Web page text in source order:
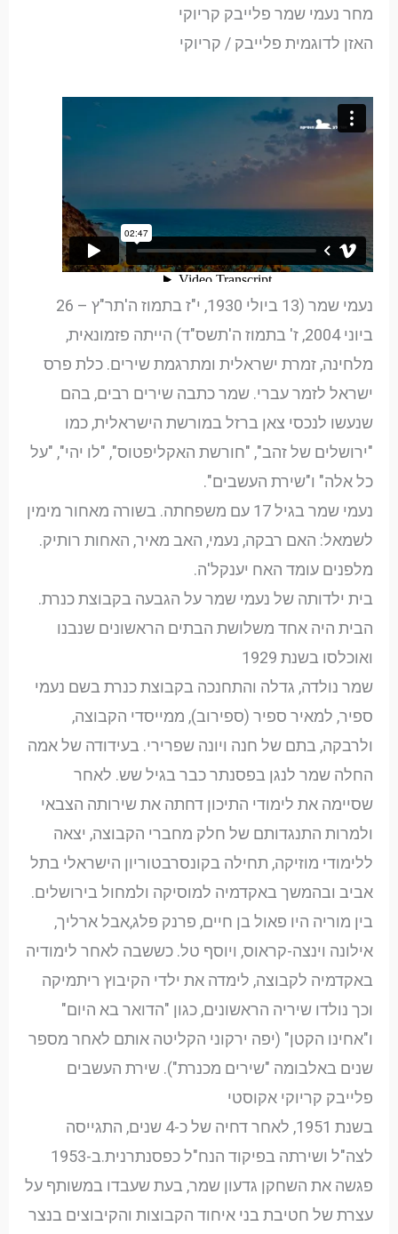
מחר נעמי שמר פלייבק קריוקי
האזן לדוגמית פלייבק / קריוקי
נעמי שמר (13 ביולי 1930, י"ז בתמוז ה'תר"ץ – 26
ביוני 2004, ז' בתמוז ה'תשס"ד) הייתה פזמונאית,
מלחינה, זמרת ישראלית ומתרגמת שירים. כלת פרס
ישראל לזמר עברי. שמר כתבה שירים רבים, בהם
שנעשו לנכסי צאן ברזל במורשת הישראלית, כמו
"ירושלים של זהב", "חורשת האקליפטוס", "לו יהי", "על
כל אלה" ו"שירת העשבים".
נעמי שמר בגיל 17 עם משפחתה. בשורה מאחור מימין
לשמאל: האם רבקה, נעמי, האב מאיר, האחות רותיק.
מלפנים עומד האח יענקל'ה.
בית ילדותה של נעמי שמר על הגבעה בקבוצת כנרת.
הבית היה אחד משלושת הבתים הראשונים שנבנו
ואוכלסו בשנת 1929
שמר נולדה, גדלה והתחנכה בקבוצת כנרת בשם נעמי
ספיר, למאיר ספיר (ספירוב), ממייסדי הקבוצה,
ולרבקה, בתם של חנה ויונה שפרירי. בעידודה של אמה
החלה שמר לנגן בפסנתר כבר בגיל שש. לאחר
שסיימה את לימודי התיכון דחתה את שירותה הצבאי
ולמרות התנגדותם של חלק מחברי הקבוצה, יצאה
ללימודי מוזיקה, תחילה בקונסרבטוריון הישראלי בתל
אביב ובהמשך באקדמיה למוסיקה ולמחול בירושלים.
בין מוריה היו פאול בן חיים, פרנק פלג,אבל ארליך,
אילונה וינצה-קראוס, ויוסף טל. כששבה לאחר לימודיה
באקדמיה לקבוצה, לימדה את ילדי הקיבוץ ריתמיקה
וכך נולדו שיריה הראשונים, כגון "הדואר בא היום"
ו"אחינו הקטן" (יפה ירקוני הקליטה אותם לאחר מספר
שנים באלבומה "שירים מכנרת"). שירת העשבים
פלייבק קריוקי אקוסטי
בשנת 1951, לאחר דחיה של כ-4 שנים, התגייסה
לצה"ל ושירתה בפיקוד הנח"ל כפסנתרנית.ב-1953
פגשה את השחקן גדעון שמר, בעת שעבדו במשותף על
עצרת של חטיבת בני איחוד הקבוצות והקיבוצים בנצר